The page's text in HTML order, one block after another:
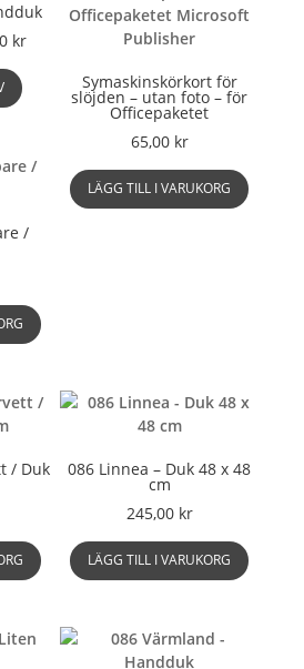
Symaskinskörkort för
slöjden – utan foto – för
Officepaketet
65,00 kr
LÄGG TILL I VARUKORG
krPrisintervall:
285,00 kr
här
flera
varianter.
olika
väljas
på
produktsidan
/
/ Duk 086 Linnea – Duk 48 x 48
cm
245,00 kr
LÄGG TILL I VARUKORG